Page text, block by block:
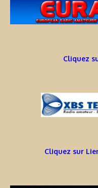
Cliquez
Cliquez sur